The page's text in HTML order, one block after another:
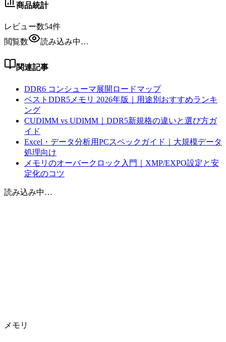
商品統計
レビュー数54件
閲覧数
読み込み中…
関連記事
DDR6 コンシューマ展開ロードマップ
ベストDDR5メモリ 2026年版｜用途別おすすめランキ
ング
CUDIMM vs UDIMM｜DDR5新規格の違いと選び方ガ
イド
Excel・データ分析用PCスペックガイド｜大規模データ
処理向け
メモリのオーバークロック入門｜XMP/EXPO設定と安
定化のコツ
読み込み中…
メモリ